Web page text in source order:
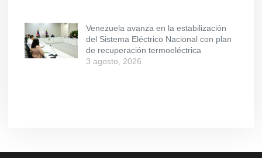
Venezuela avanza en la estabilización
del Sistema Eléctrico Nacional con plan
de recuperación termoeléctrica
3 agosto, 2026